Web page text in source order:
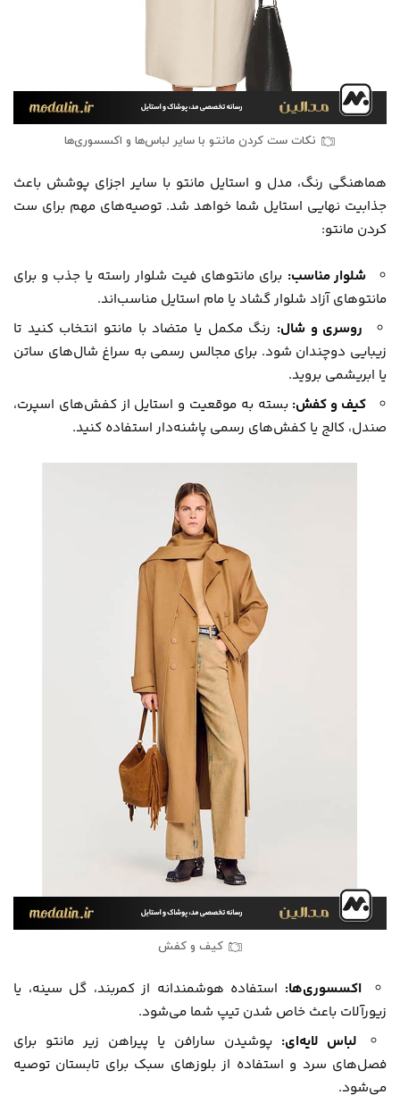
نکات ست کردن مانتو با سایر لباس‌ها و اکسسوری‌ها
هماهنگی رنگ، مدل و استایل مانتو با سایر اجزای پوشش باعث
جذابیت نهایی استایل شما خواهد شد. توصیه‌های مهم برای ست
کردن مانتو:
شلوار مناسب: برای مانتوهای فیت شلوار راسته یا جذب و برای
مانتوهای آزاد شلوار گشاد یا مام استایل مناسب‌اند.
روسری و شال: رنگ مکمل یا متضاد با مانتو انتخاب کنید تا
زیبایی دوچندان شود. برای مجالس رسمی به سراغ شال‌های ساتن
یا ابریشمی بروید.
کیف و کفش: بسته به موقعیت و استایل از کفش‌های اسپرت،
صندل، کالج یا کفش‌های رسمی پاشنه‌دار استفاده کنید.
کیف و کفش
اکسسوری‌ها: استفاده هوشمندانه از کمربند، گل سینه، یا
زیورآلات باعث خاص شدن تیپ شما می‌شود.
لباس لایه‌ای: پوشیدن سارافن یا پیراهن زیر مانتو برای
فصل‌های سرد و استفاده از بلوزهای سبک برای تابستان توصیه
می‌شود.